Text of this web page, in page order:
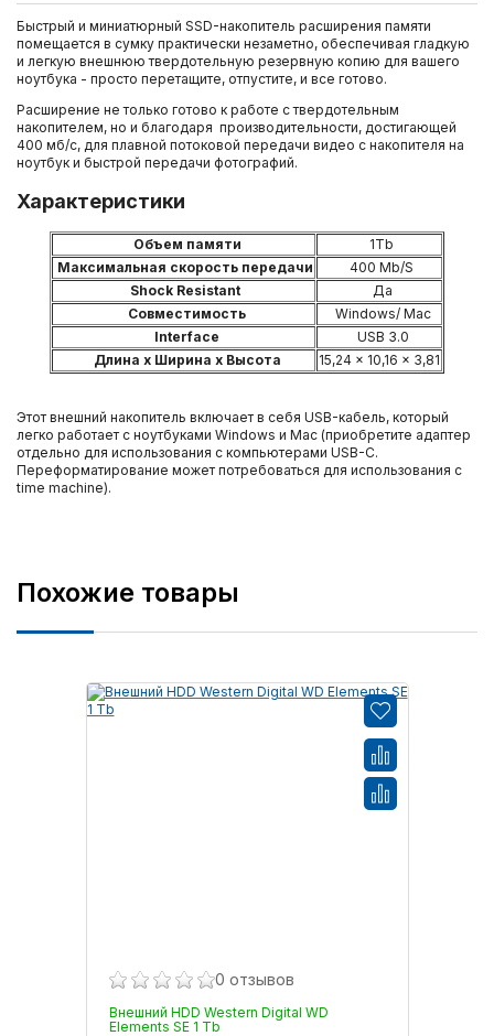
Быстрый и миниатюрный SSD-накопитель расширения памяти
помещается в сумку практически незаметно, обеспечивая гладкую
и легкую внешнюю твердотельную резервную копию для вашего
ноутбука - просто перетащите, отпустите, и все готово.
Расширение не только готово к работе с твердотельным
накопителем, но и благодаря производительности, достигающей
400 мб/с, для плавной потоковой передачи видео с накопителя на
ноутбук и быстрой передачи фотографий.
Характеристики
Объем памяти
1Tb
Максимальная скорость передачи
400 Mb/S
Shock Resistant
Да
Совместимость
Windows/ Mac
Interface
USB 3.0
Длина x Ширина x Высота
15,24 x 10,16 x 3,81
Этот внешний накопитель включает в себя USB-кабель, который
легко работает с ноутбуками Windows и Mac (приобретите адаптер
отдельно для использования с компьютерами USB-C.
Переформатирование может потребоваться для использования с
time machine).
Похожие товары
0 отзывов
Внешний HDD Western Digital WD
Elements SE 1 Tb